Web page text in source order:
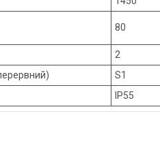
80
2
S1
IP55